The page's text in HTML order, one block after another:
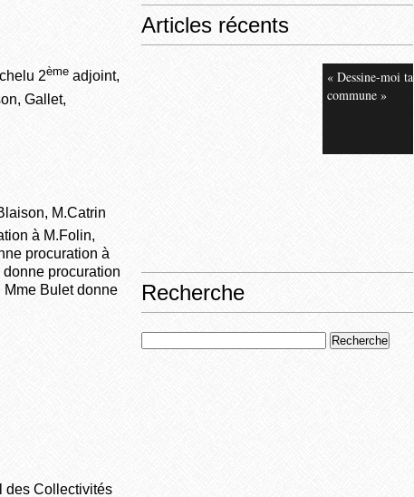
2ème adjoint,
Gallet,
M.Catrin
à M.Folin,
procuration à
procuration
Mme Bulet donne
des Collectivités
Articles récents
« Dessine-moi ta
commune »
Recherche